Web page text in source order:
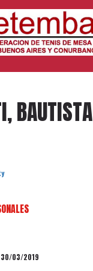
BAUTISTA
30/03/2019